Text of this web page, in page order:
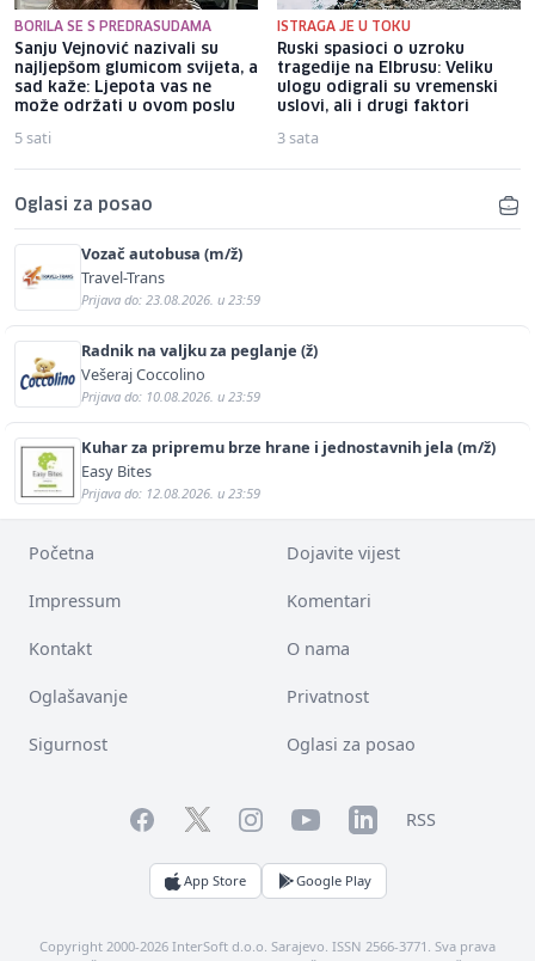
BORILA SE S PREDRASUDAMA
Sanju Vejnović nazivali su
najljepšom glumicom svijeta, a
sad kaže: Ljepota vas ne
može održati u ovom poslu
5 sati
ISTRAGA JE U TOKU
Ruski spasioci o uzroku
tragedije na Elbrusu: Veliku
ulogu odigrali su vremenski
uslovi, ali i drugi faktori
3 sata
Oglasi za posao
Vozač autobusa (m/ž)
Travel-Trans
Prijava do: 23.08.2026. u 23:59
Radnik na valjku za peglanje (ž)
Vešeraj Coccolino
Prijava do: 10.08.2026. u 23:59
Kuhar za pripremu brze hrane i jednostavnih jela (m/ž)
Easy Bites
Prijava do: 12.08.2026. u 23:59
Početna Dojavite vijest
Impressum Komentari
Kontakt O nama
Oglašavanje Privatnost
Sigurnost Oglasi za posao
FacebookTwitterInstagramYouTubeLinkedInRSS
App Store Google Play
Copyright 2000-2026 InterSoft d.o.o. Sarajevo. ISSN 2566-3771. Sva prava